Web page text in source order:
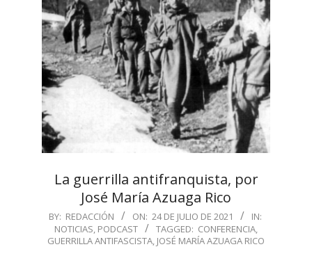
La guerrilla antifranquista, por
José María Azuaga Rico
2021-
07-
24
BY: REDACCIÓN ON: 24 DE JULIO DE 2021
IN:
NOTICIAS, PODCAST TAGGED: CONFERENCIA,
GUERRILLA ANTIFASCISTA, JOSÉ MARÍA AZUAGA RICO